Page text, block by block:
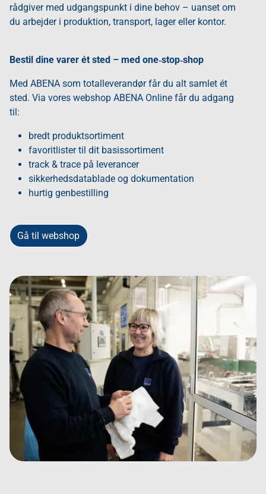
rådgiver med udgangspunkt i dine behov – uanset om
du arbejder i produktion, transport, lager eller kontor.
Bestil dine varer ét sted – med one‑stop‑shop
Med ABENA som totalleverandør får du alt samlet ét
sted. Via vores webshop ABENA Online får du adgang
til:
bredt produktsortiment
favoritlister til dit basissortiment
track & trace på leverancer
sikkerhedsdatablade og dokumentation
hurtig genbestilling
Gå til webshop